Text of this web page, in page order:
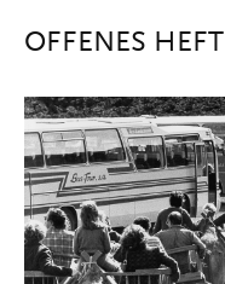
OFFENES HEFT